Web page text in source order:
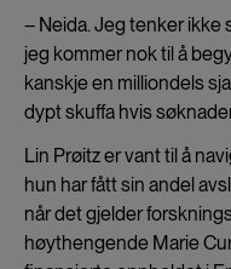
– Neida. Jeg tenker ikke
jeg kommer nok til å
kanskje en milliondels
dypt skuffa hvis
Lin Prøitz er vant til å
hun har fått sin andel
når det gjelder
høythengende Marie